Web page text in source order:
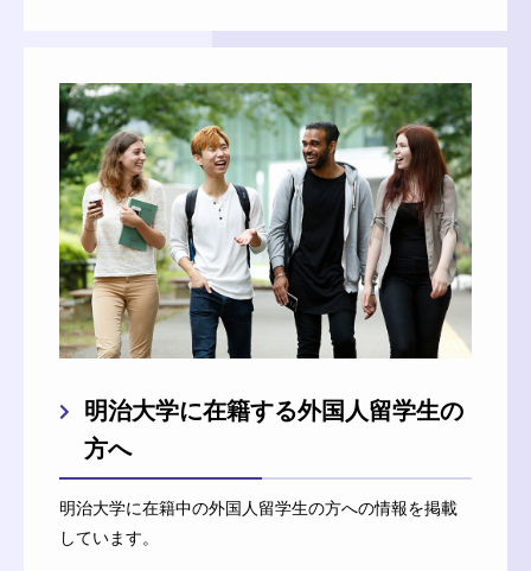
明治大学に在籍する外国人留学生の
方へ
明治大学に在籍中の外国人留学生の方への情報を掲載
しています。